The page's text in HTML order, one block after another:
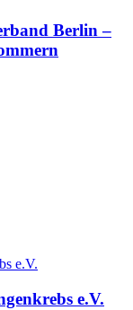
Berlin –
e.V.